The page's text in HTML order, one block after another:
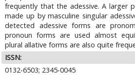
frequently that the adessive. A larger
made up by masculine singular
detected adessive forms are
pronoun forms are used almost
plural allative forms are also quite
ISSN:
0132-6503; 2345-0045